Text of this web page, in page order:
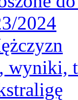
2024
wyniki,